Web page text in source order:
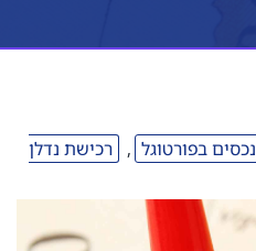
נכסים בפורטוגל ,
רכישת נדלן